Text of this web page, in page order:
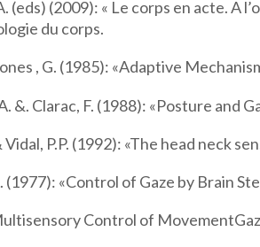
(eds) (2009): « Le corps en acte. A
du corps.
, G. (1985): «Adaptive
&. Clarac, F. (1988): «Posture and
P.P. (1992): «The head neck
(1977): «Control of Gaze by Brain
Control of